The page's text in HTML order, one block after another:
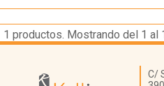
1 productos. Mostrando del 1 al
Librería Kattigara
C/